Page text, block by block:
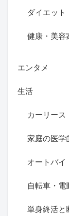
ダイエット
健康・美容
エンタメ
生活
カーリース
家庭の医学
オートバイ
自転車・
単身終活と